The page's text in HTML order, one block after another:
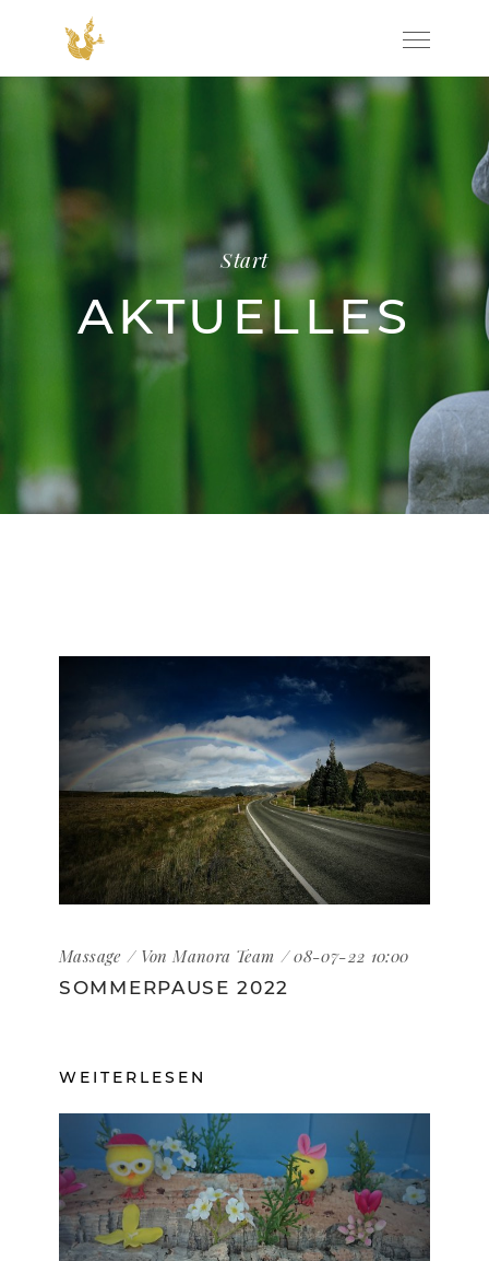
Start
AKTUELLES
Massage Von Manora Team
08-07-22 10:00
SOMMERPAUSE 2022
WEITERLESEN